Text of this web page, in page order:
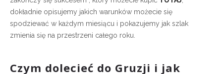
dokładnie opisujemy jakich warunków możecie się
spodziewać w każdym miesiącu i pokazujemy jak szlak
zmienia się na przestrzeni całego roku.
Czym dolecieć do Gruzji i jak